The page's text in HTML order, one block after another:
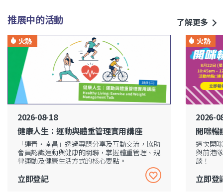
推展中的活動 了解更多
火熱
2026-08-18
健康人生：運動與體重管理實用講座
「連青・南昌」透過專題分享及互動交流，協助
會員認識運動與健康的關聯，掌握體重管理、規
律運動及健康生活方式的核心要點。
立即登記
火熱
2026-
開咪暢
這次開
與前港
談！
立即登